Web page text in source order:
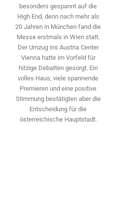
besonders gespannt auf die
High End, denn nach mehr als
20 Jahren in München fand die
Messe erstmals in Wien statt.
Der Umzug ins Austria Center
Vienna hatte im Vorfeld für
hitzige Debatten gesorgt. Ein
volles Haus, viele spannende
Premieren und eine positive
Stimmung bestätigten aber die
Entscheidung für die
österreichische Hauptstadt.